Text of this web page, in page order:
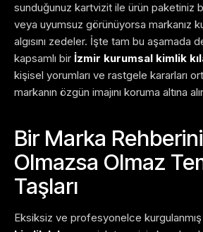
sunduğunuz kartvizit ile ürün paketiniz
veya uyumsuz görünüyorsa markanız
algısını zedeler. İşte tam bu aşamada
kapsamlı bir İzmir kurumsal kimlik
kişisel yorumları ve rastgele kararları
markanın özgün imajını koruma altına
Bir Marka
Olmazsa Olmaz
Taşları
Eksiksiz ve profesyonelce